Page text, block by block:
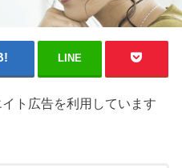
LINE
ト広告を利用しています